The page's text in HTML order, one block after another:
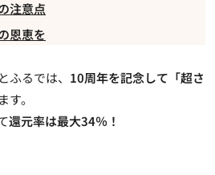
注意点
恩恵を
るでは、 10周年を記念して「超さ
す。
還元率は最大34％！